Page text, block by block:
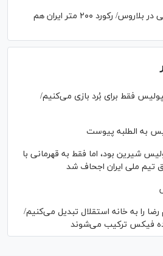
آتش‌بازی دونده ایرانی در بلاروس/ رکورد ۲۰۰ متر ایران هم
فقط برای بُرد بازی می‌کنیم/
به الطلبه پیوست
شیرین بود، اما فقط به قهرمانی با
تیم ملی ایران اجحاف شد
رضا را به خانه استقلال تبدیل می‌کنیم/